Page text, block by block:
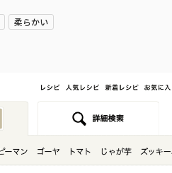
柔らかい